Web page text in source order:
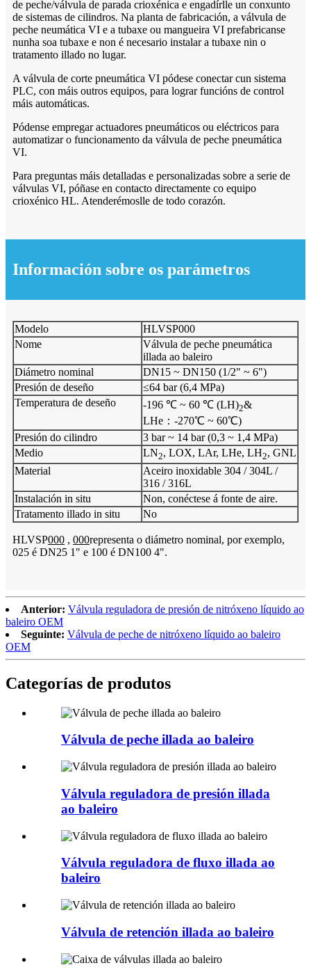
de peche/válvula de parada crioxénica e engadírlle un conxunto
de sistemas de cilindros. Na planta de fabricación, a válvula de
peche neumática VI e a tubaxe ou mangueira VI prefabricanse
nunha soa tubaxe e non é necesario instalar a tubaxe nin o
tratamento illado no lugar.
A válvula de corte pneumática VI pódese conectar cun sistema
PLC, con máis outros equipos, para lograr funcións de control
máis automáticas.
Pódense empregar actuadores pneumáticos ou eléctricos para
automatizar o funcionamento da válvula de peche pneumática
VI.
Para preguntas máis detalladas e personalizadas sobre a serie de
válvulas VI, póñase en contacto directamente co equipo
crioxénico HL. Atenderémoslle de todo corazón.
Información sobre os parámetros
Modelo
HLVSP000
Nome
Válvula de peche pneumática
illada ao baleiro
Diámetro nominal
DN15 ~ DN150 (1/2" ~ 6")
Presión de deseño
≤64 bar (6,4 MPa)
Temperatura de deseño
-196 ℃ ~ 60 ℃ (LH)2&
LHe：-270℃ ~ 60℃)
Presión do cilindro
3 bar ~ 14 bar (0,3 ~ 1,4 MPa)
Medio
LN2, LOX, LAr, LHe, LH2, GNL
Material
Aceiro inoxidable 304 / 304L /
316 / 316L
Instalación in situ
Non, conéctese á fonte de aire.
Tratamento illado in situ
No
HLVSP000 , 000representa o diámetro nominal, por exemplo,
025 é DN25 1" e 100 é DN100 4".
Anterior: Válvula reguladora de presión de nitróxeno líquido ao
baleiro OEM
Seguinte: Válvula de peche de nitróxeno líquido ao baleiro
OEM
Categorías de produtos
Válvula de peche illada ao baleiro
Válvula reguladora de presión illada
ao baleiro
Válvula reguladora de fluxo illada ao
baleiro
Válvula de retención illada ao baleiro